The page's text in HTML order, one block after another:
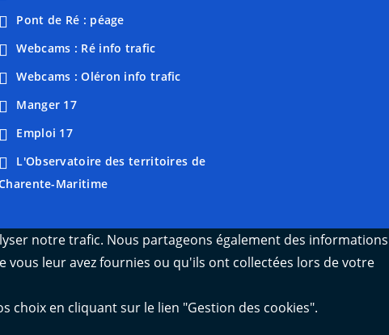
Pont de Ré : péage
Webcams : Ré info trafic
Webcams : Oléron info trafic
Manger 17
Emploi 17
L'Observatoire des territoires de
Maritime
notre trafic. Nous partageons également des informations
leur avez fournies ou qu'ils ont collectées lors de votre
choix en cliquant sur le lien "Gestion des cookies".